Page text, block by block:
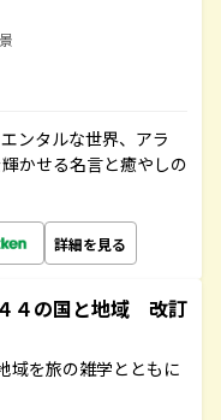
ンタルな世界、アラ
かせる名言と癒やしの
詳細を見る
４の国と地域 改訂
域を旅の雑学とともに